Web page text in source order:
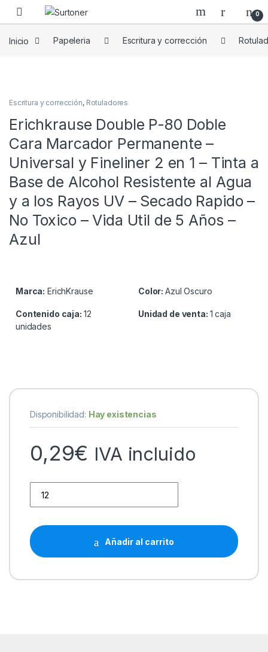
Skip to navigation
Skip to content
0
Inicio Papeleria Escritura y corrección
Escritura y corrección, Rotuladores
Erichkrause Double P-80 Doble
Cara Marcador Permanente –
Universal y Fineliner 2 en 1 – Tinta a
Base de Alcohol Resistente al Agua
y a los Rayos UV – Secado Rapido –
No Toxico – Vida Util de 5 Años –
Azul
Marca: ErichKrause Color:Azul Oscuro
Contenido caja: 12
unidades
Unidad de venta: 1 caja
Disponibilidad: Hay existencias
0,29€ IVA incluido
Añadir al carrito